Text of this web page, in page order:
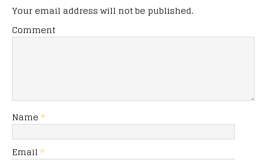
Your email address will not be published.
Comment
Name *
Email *